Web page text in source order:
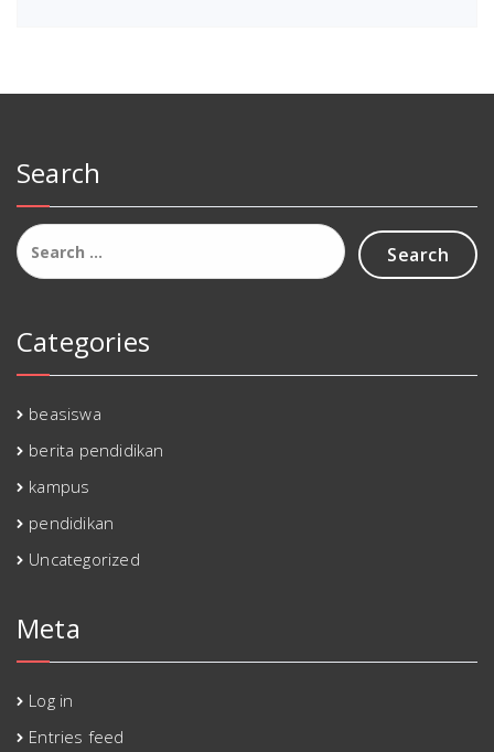
Search
Search
for:
Categories
beasiswa
berita pendidikan
kampus
pendidikan
Uncategorized
Meta
Log in
Entries feed